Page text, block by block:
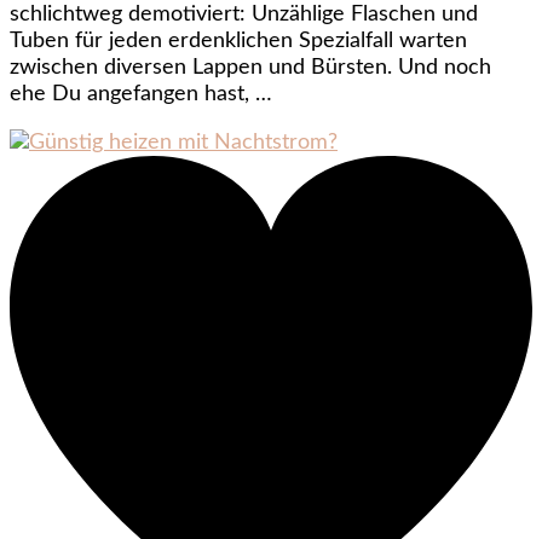
schlichtweg demotiviert: Unzählige Flaschen und
Tuben für jeden erdenklichen Spezialfall warten
zwischen diversen Lappen und Bürsten. Und noch
ehe Du angefangen hast, …